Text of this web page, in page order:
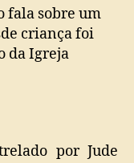
mostra
como
próximo
papa
fala sobre um
criança foi
da Igreja
por Jude